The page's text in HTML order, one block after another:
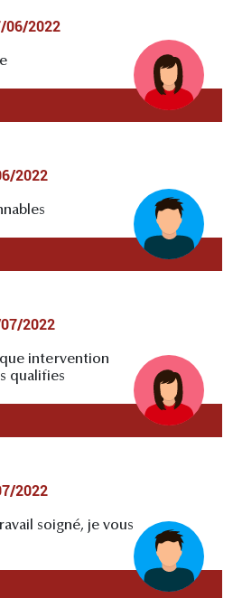
06/2022
2022
2022
intervention
qualifies
2022
soigné, je vous